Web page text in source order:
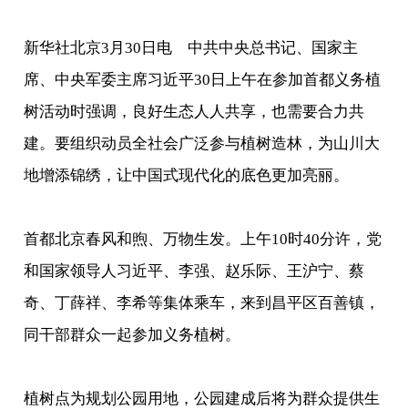
新华社北京3月30日电 中共中央总书记、国家主
席、中央军委主席习近平30日上午在参加首都义务植
树活动时强调，良好生态人人共享，也需要合力共
建。要组织动员全社会广泛参与植树造林，为山川大
地增添锦绣，让中国式现代化的底色更加亮丽。
首都北京春风和煦、万物生发。上午10时40分许，党
和国家领导人习近平、李强、赵乐际、王沪宁、蔡
奇、丁薛祥、李希等集体乘车，来到昌平区百善镇，
同干部群众一起参加义务植树。
植树点为规划公园用地，公园建成后将为群众提供生